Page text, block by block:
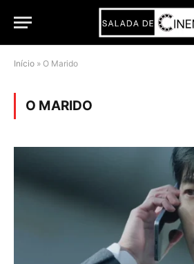
Início » O Marido
O MARIDO